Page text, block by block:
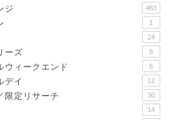
ジ 463
1
24
ーズ 8
ウィークエンド 6
デイ 12
限定リサーチ 30
14